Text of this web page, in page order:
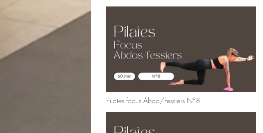
Pilates focus Abdo/Fessiers N°8